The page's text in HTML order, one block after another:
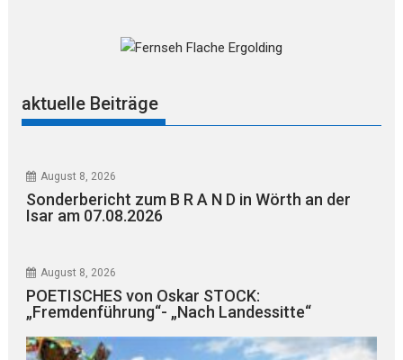
aktuelle Beiträge
August 8, 2026
Sonderbericht zum B R A N D in Wörth an der
Isar am 07.08.2026
August 8, 2026
POETISCHES von Oskar STOCK:
„Fremdenführung“- „Nach Landessitte“